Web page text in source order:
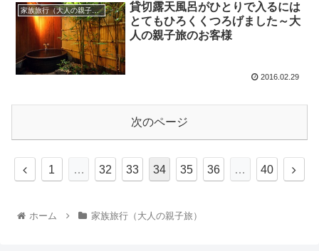
家族旅行（大人の親子旅）
貸切露天風呂がひとりで入るには
とてもひろくくつろげました～大
人の親子旅のお客様
2016.02.29
次のページ
1 … 32 33 34 35 36 … 40
ホーム 家族旅行（大人の親子旅）